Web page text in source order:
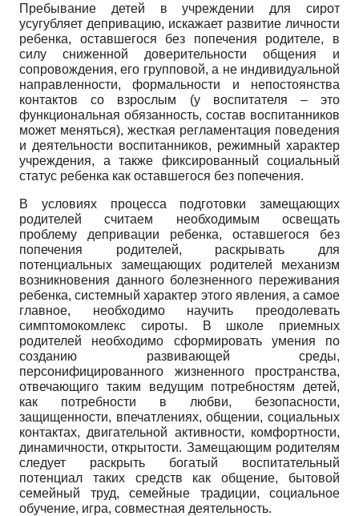
Пребывание детей в учреждении для сирот
усугубляет депривацию, искажает развитие личности
ребенка, оставшегося без попечения родителе, в
силу сниженной доверительности общения и
сопровождения, его групповой, а не индивидуальной
направленности, формальности и непостоянства
контактов со взрослым (у воспитателя – это
функциональная обязанность, состав воспитанников
может меняться), жесткая регламентация поведения
и деятельности воспитанников, режимный характер
учреждения, а также фиксированный социальный
статус ребенка как оставшегося без попечения.
В условиях процесса подготовки замещающих
родителей считаем необходимым освещать
проблему депривации ребенка, оставшегося без
попечения родителей, раскрывать для
потенциальных замещающих родителей механизм
возникновения данного болезненного переживания
ребенка, системный характер этого явления, а самое
главное, необходимо научить преодолевать
симптомокомлекс сироты. В школе приемных
родителей необходимо сформировать умения по
созданию развивающей среды,
персонифицированного жизненного пространства,
отвечающиго таким ведущим потребностям детей,
как потребности в любви, безопасности,
защищенности, впечатлениях, общении, социальных
контактах, двигательной активности, комфортности,
динамичности, открытости. Замещающим родителям
следует раскрыть богатый воспитательный
потенциал таких средств как общение, бытовой
семейный труд, семейные традиции, социальное
обучение, игра, совместная деятельность.